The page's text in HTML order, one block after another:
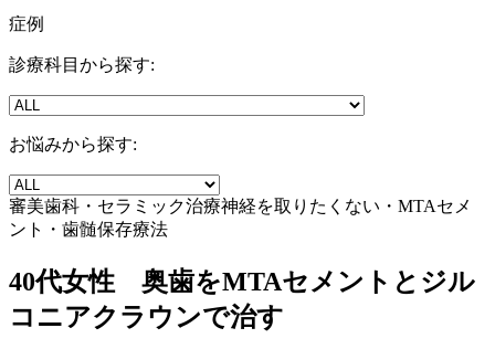
症例
診療科目から探す:
お悩みから探す:
審美歯科・セラミック治療神経を取りたくない・MTAセメ
ント・歯髄保存療法
40代女性 奥歯をMTAセメントとジル
コニアクラウンで治す